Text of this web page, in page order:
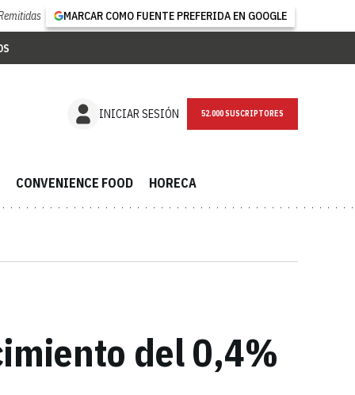
MARCAR COMO FUENTE PREFERIDA EN GOOGLE
INICIAR SESIÓN NEWSLETTER
CONVENIENCE FOOD HORECA
del 0,4%